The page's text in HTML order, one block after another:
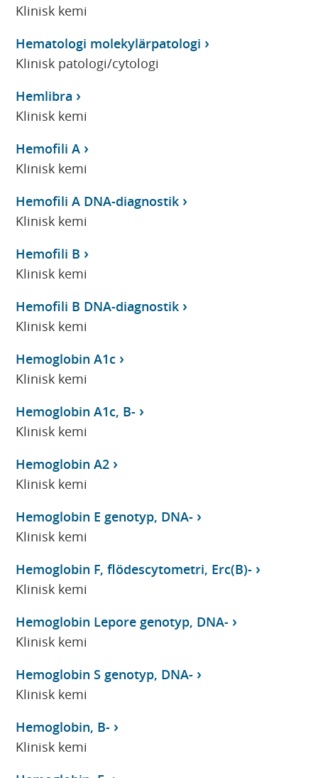
Klinisk kemi
Hematologi molekylärpatologi
Klinisk patologi/cytologi
Hemlibra
Klinisk kemi
Hemofili A
Klinisk kemi
Hemofili A DNA-diagnostik
Klinisk kemi
Hemofili B
Klinisk kemi
Hemofili B DNA-diagnostik
Klinisk kemi
Hemoglobin A1c
Klinisk kemi
Hemoglobin A1c, B-
Klinisk kemi
Hemoglobin A2
Klinisk kemi
Hemoglobin E genotyp, DNA-
Klinisk kemi
Hemoglobin F, flödescytometri, Erc(B)-
Klinisk kemi
Hemoglobin Lepore genotyp, DNA-
Klinisk kemi
Hemoglobin S genotyp, DNA-
Klinisk kemi
Hemoglobin, B-
Klinisk kemi